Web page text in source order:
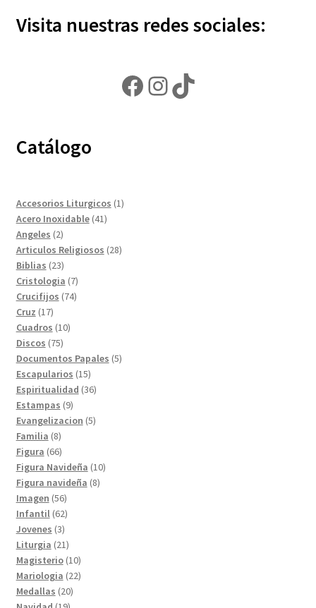
Visita nuestras redes sociales:
Facebook
Instagram
TikTok
Catálogo
Accesorios Liturgicos 11
Acero Inoxidable 4141
Angeles 22
productos
Articulos Religiosos 2828
Biblias 2323
productos
Cristologia 77
productos
Crucifijos 7474
Cruz 1717
productos
Cuadros 1010
Discos 7575
productos
Documentos Papales 55
Escapularios 1515
productos
Espiritualidad 3636
Estampas 99
productos
Evangelizacion 55
Familia 88
productos
Figura 6666
productos
Figura Navideña 1010
Figura navideña 88
Imagen 5656
productos
Infantil 6262
productos
Jovenes 33
productos
Liturgia 2121
productos
Magisterio 1010
productos
Mariologia 2222
Medallas 2020